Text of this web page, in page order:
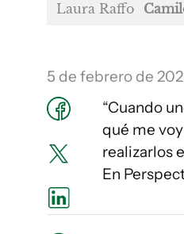
Laura Raffo
5 de febrero de
“Cuando
qué me
realizarlos
En